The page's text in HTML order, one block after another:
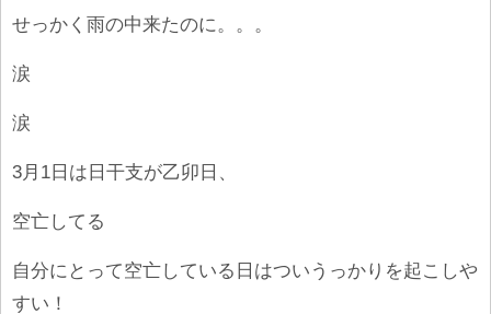
せっかく雨の中来たのに。。。
涙
涙
3月1日は日干支が乙卯日、
空亡してる
自分にとって空亡している日はついうっかりを起こしや
すい！